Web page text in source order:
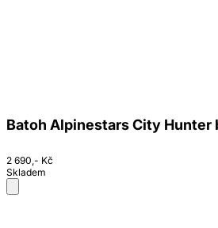
Batoh Alpinestars City Hunter
2 690,- Kč
Skladem